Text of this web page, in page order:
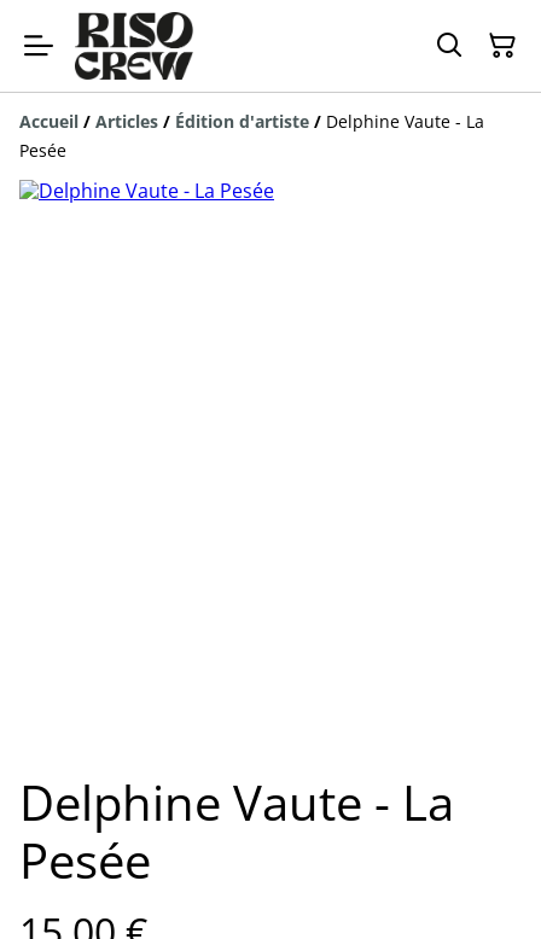
Accueil / Articles / Édition d'artiste / Delphine Vaute - La
Pesée
Delphine Vaute - La
Pesée